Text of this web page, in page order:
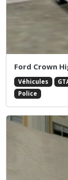
Ford Crown
Véhicules
Police